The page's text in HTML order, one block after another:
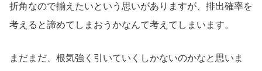
折角なので揃えたいという思いがありますが、排出確率を
考えると諦めてしまおうかなんて考えてしまいます。
まだまだ、根気強く引いていくしかないのかなと思いま